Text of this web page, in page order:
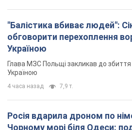
"Балістика вбиває людей":
обговорити перехоплення
Україною
Глава МЗС Польщі закликав до збиття
Україною
4 часа назад 7,9 т.
Росія вдарила дроном по
Чорному морі біля Одеси: